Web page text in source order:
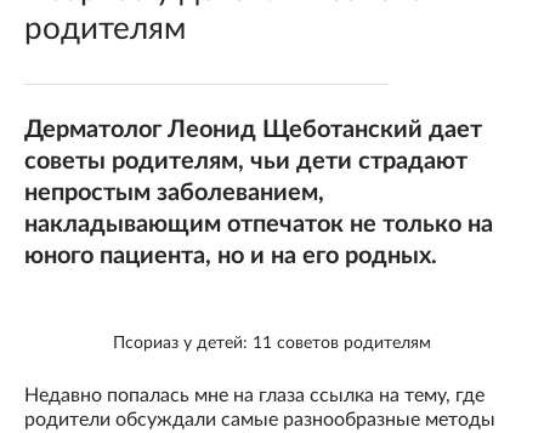
родителям
Дерматолог Леонид Щеботанский дает
советы родителям, чьи дети страдают
непростым заболеванием,
накладывающим отпечаток не только на
юного пациента, но и на его родных.
Псориаз у детей: 11 советов родителям
Недавно попалась мне на глаза ссылка на тему, где
родители обсуждали самые разнообразные методы